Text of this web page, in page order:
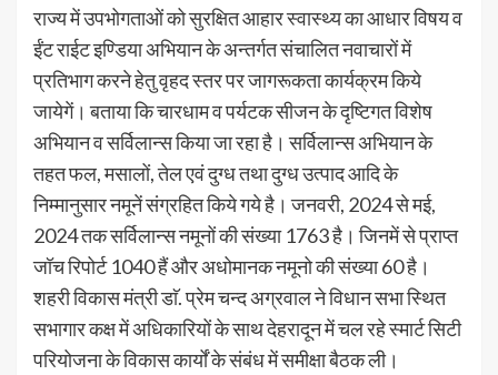
राज्य में उपभोगताओं को सुरक्षित आहार स्वास्थ्य का आधार विषय व
ईंट राईट इण्डिया अभियान के अन्तर्गत संचालित नवाचारों में
प्रतिभाग करने हेतु वृहद स्तर पर जागरूकता कार्यक्रम किये
जायेगें। बताया कि चारधाम व पर्यटक सीजन के दृष्टिगत विशेष
अभियान व सर्विलान्स किया जा रहा है। सर्विलान्स अभियान के
तहत फल, मसालों, तेल एवं दुग्ध तथा दुग्ध उत्पाद आदि के
निम्मानुसार नमूनें संग्रहित किये गये है। जनवरी, 2024 से मई,
2024 तक सर्विलान्स नमूनों की संख्या 1763 है। जिनमें से प्राप्त
जॉच रिपोर्ट 1040 हैं और अधोमानक नमूनो की संख्या 60 है।
शहरी विकास मंत्री डाॅ. प्रेम चन्द अग्रवाल ने विधान सभा स्थित
सभागार कक्ष में अधिकारियों के साथ देहरादून में चल रहे स्मार्ट सिटी
परियोजना के विकास कार्यों के संबंध में समीक्षा बैठक ली।